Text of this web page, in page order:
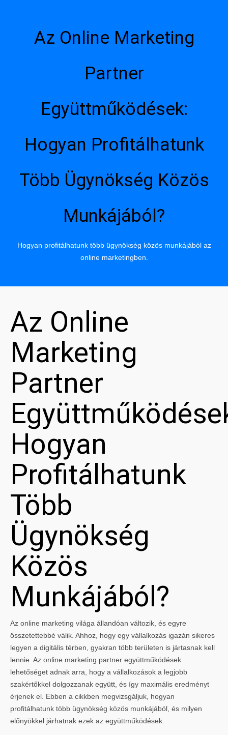
Az Online Marketing
Partner
Együttműködések:
Hogyan Profitálhatunk
Több Ügynökség Közös
Munkájából?
Hogyan profitálhatunk több ügynökség közös munkájából az
online marketingben.
Az Online
Marketing
Partner
Hogyan
Profitálhatunk
Több
Ügynökség
Közös
Munkájából?
Az online marketing világa állandóan változik, és egyre
összetettebbé válik. Ahhoz, hogy egy vállalkozás igazán sikeres
legyen a digitális térben, gyakran több területen is jártasnak kell
lennie. Az online marketing partner együttműködések
lehetőséget adnak arra, hogy a vállalkozások a legjobb
szakértőkkel dolgozzanak együtt, és így maximális eredményt
érjenek el. Ebben a cikkben megvizsgáljuk, hogyan
profitálhatunk több ügynökség közös munkájából, és milyen
előnyökkel járhatnak ezek az együttműködések.